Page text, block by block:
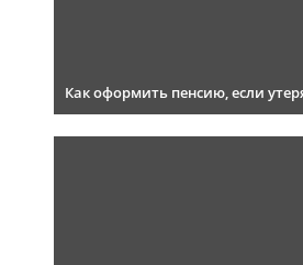
Как оформить пенсию, если